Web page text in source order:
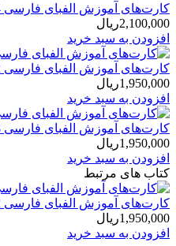
کارت‌های آموزش الفبای فارسی 4- سری ضمه
2,100,000ریال
افزودن به سبد خرید
کارت‌های آموزش الفبای فارسی 2- سری حرف آخر
1,950,000ریال
افزودن به سبد خرید
کارت‌های آموزش الفبای فارسی 3- سری کسره
1,950,000ریال
افزودن به سبد خرید
کتاب های مرتبط
کارت‌های آموزش الفبای فارسی 2- سری حرف آخر
1,950,000ریال
افزودن به سبد خرید